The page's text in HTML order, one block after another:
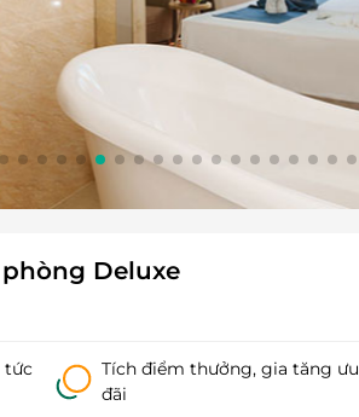
Deluxe
tức
Tích điểm thưởng, gia tăng ưu
đãi